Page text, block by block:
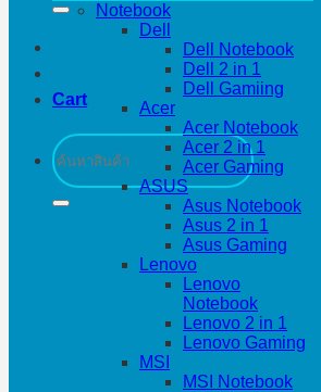
Cart
Search
for:
Notebook
Dell
Dell Notebook
Dell 2 in 1
Dell Gamiing
Acer
Acer Notebook
Acer 2 in 1
Acer Gaming
ASUS
Asus Notebook
Asus 2 in 1
Asus Gaming
Lenovo
Lenovo
Notebook
Lenovo 2 in 1
Lenovo Gaming
MSI
MSI Notebook